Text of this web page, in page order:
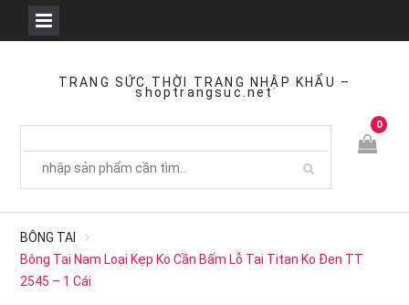
TRANG SỨC THỜI TRANG NHẬP KHẨU –
shoptrangsuc.net
0
BÔNG TAI
Bông Tai Nam Loại Kẹp Ko Cần Bấm Lỗ Tai Titan Ko Đen TT
2545 – 1 Cái